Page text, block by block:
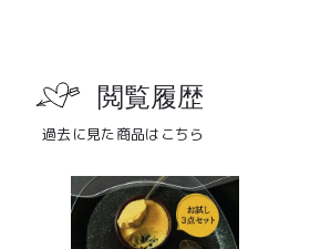
閲覧履歴
過去に見た商品はこちら